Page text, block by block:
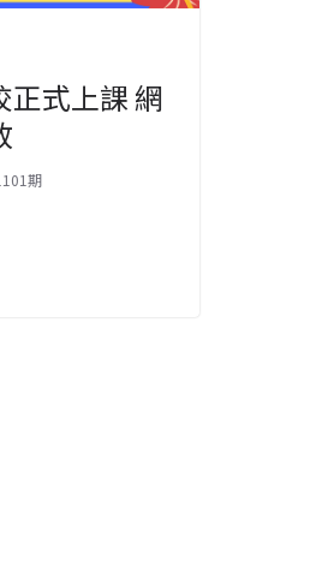
式上課 網
期